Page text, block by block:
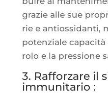
gra­zie alle sue
rie e antios­si­dan­ti,
poten­ziale
ro­lo e la pres­sione
3. Rafforzare il
immunitario :